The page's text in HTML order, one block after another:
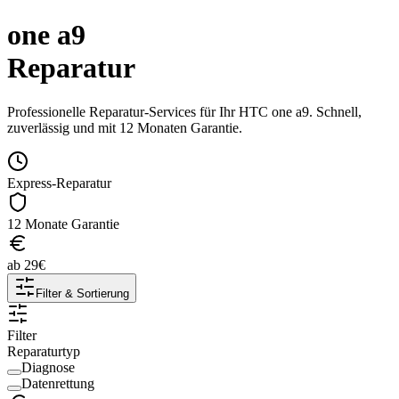
one a9
Reparatur
Professionelle Reparatur-Services für IhrHTC one a9. Schnell,
zuverlässig und mit 12 Monaten Garantie.
Express-Reparatur
12 Monate Garantie
ab 29€
Filter & Sortierung
Filter
Reparaturtyp
Diagnose
Datenrettung